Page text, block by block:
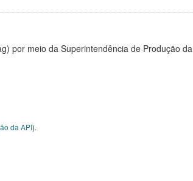
por meio da Superintendência de Produção da
da API).